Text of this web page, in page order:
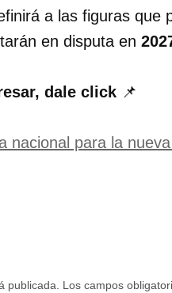
a las figuras que
en disputa en
dale click 📌
nacional para la
publicada. Los campos